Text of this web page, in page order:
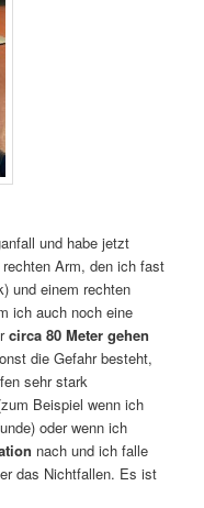
und habe jetzt
Arm, den ich fast
und einem rechten
ich auch noch eine
circa 80 Meter gehen
die Gefahr besteht,
sehr stark
Beispiel wenn ich
oder wenn ich
nach und ich falle
das Nichtfallen. Es ist